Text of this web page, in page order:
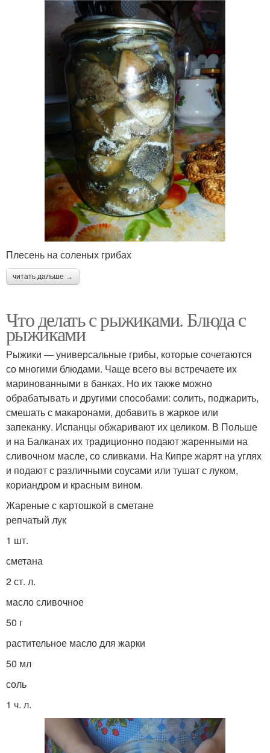
Плесень на соленых грибах
читать дальше →
Что делать с рыжиками. Блюда с
рыжиками
Рыжики — универсальные грибы, которые сочетаются
со многими блюдами. Чаще всего вы встречаете их
маринованными в банках. Но их также можно
обрабатывать и другими способами: солить, поджарить,
смешать с макаронами, добавить в жаркое или
запеканку. Испанцы обжаривают их целиком. В Польше
и на Балканах их традиционно подают жаренными на
сливочном масле, со сливками. На Кипре жарят на углях
и подают с различными соусами или тушат с луком,
кориандром и красным вином.
Жареные с картошкой в сметане
репчатый лук
1 шт.
сметана
2 ст. л.
масло сливочное
50 г
растительное масло для жарки
50 мл
соль
1 ч. л.